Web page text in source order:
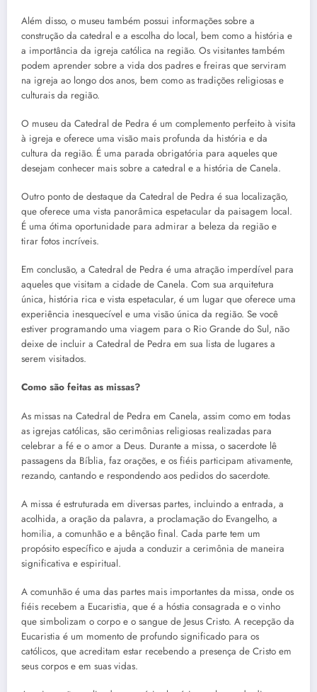
Além disso, o museu também possui informações sobre a
construção da catedral e a escolha do local, bem como a história e
a importância da igreja católica na região. Os visitantes também
podem aprender sobre a vida dos padres e freiras que serviram
na igreja ao longo dos anos, bem como as tradições religiosas e
culturais da região.
O museu da Catedral de Pedra é um complemento perfeito à visita
à igreja e oferece uma visão mais profunda da história e da
cultura da região. É uma parada obrigatória para aqueles que
desejam conhecer mais sobre a catedral e a história de Canela.
Outro ponto de destaque da Catedral de Pedra é sua localização,
que oferece uma vista panorâmica espetacular da paisagem local.
É uma ótima oportunidade para admirar a beleza da região e
tirar fotos incríveis.
Em conclusão, a Catedral de Pedra é uma atração imperdível para
aqueles que visitam a cidade de Canela. Com sua arquitetura
única, história rica e vista espetacular, é um lugar que oferece uma
experiência inesquecível e uma visão única da região. Se você
estiver programando uma viagem para o Rio Grande do Sul, não
deixe de incluir a Catedral de Pedra em sua lista de lugares a
serem visitados.
Como são feitas as missas?
As missas na Catedral de Pedra em Canela, assim como em todas
as igrejas católicas, são cerimônias religiosas realizadas para
celebrar a fé e o amor a Deus. Durante a missa, o sacerdote lê
passagens da Bíblia, faz orações, e os fiéis participam ativamente,
rezando, cantando e respondendo aos pedidos do sacerdote.
A missa é estruturada em diversas partes, incluindo a entrada, a
acolhida, a oração da palavra, a proclamação do Evangelho, a
homilia, a comunhão e a bênção final. Cada parte tem um
propósito específico e ajuda a conduzir a cerimônia de maneira
significativa e espiritual.
A comunhão é uma das partes mais importantes da missa, onde os
fiéis recebem a Eucaristia, que é a hóstia consagrada e o vinho
que simbolizam o corpo e o sangue de Jesus Cristo. A recepção da
Eucaristia é um momento de profundo significado para os
católicos, que acreditam estar recebendo a presença de Cristo em
seus corpos e em suas vidas.